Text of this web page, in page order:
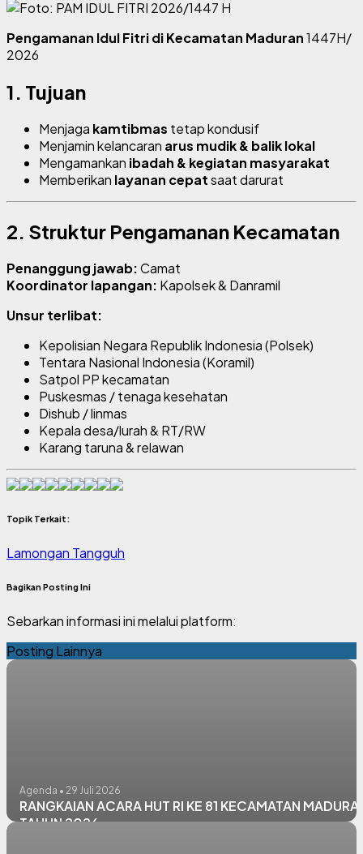
Pengamanan Idul Fitridi Kecamatan Maduran1447H/
2026
1. Tujuan
Menjaga kamtibmas tetap kondusif
Menjamin kelancaran arus mudik & balik lokal
Mengamankan ibadah & kegiatan masyarakat
Memberikan layanan cepatsaat darurat
2. Struktur Pengamanan Kecamatan
Penanggung jawab:Camat
Koordinator lapangan: Kapolsek & Danramil
Unsur terlibat:
Kepolisian Negara Republik Indonesia(Polsek)
Tentara Nasional Indonesia(Koramil)
Satpol PP kecamatan
Puskesmas / tenaga kesehatan
Dishub / linmas
Kepala desa/lurah & RT/RW
Karang taruna & relawan
Topik Terkait:
Lamongan Tangguh
Bagikan Posting Ini
Sebarkan informasi ini melalui platform:
Posting Lainnya
Agenda • 29 Juli 2026
RANGKAIAN ACARA HUT RI KE 81 KECAMATAN
TAHUN 2026